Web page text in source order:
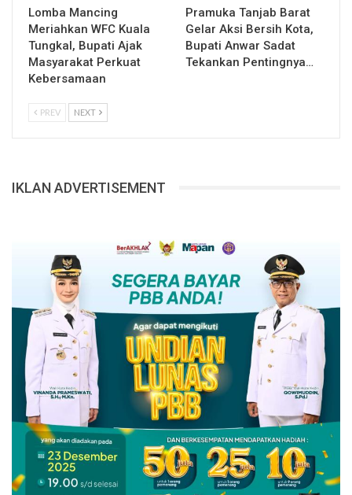
Lomba Mancing
Meriahkan WFC Kuala
Tungkal, Bupati Ajak
Masyarakat Perkuat
Kebersamaan
Pramuka Tanjab Barat
Gelar Aksi Bersih Kota,
Bupati Anwar Sadat
Tekankan Pentingnya…
PREV NEXT
IKLAN ADVERTISEMENT